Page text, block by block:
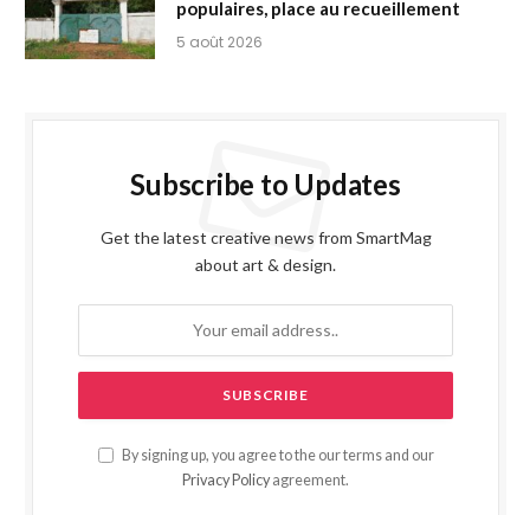
populaires, place au recueillement
5 août 2026
Subscribe to Updates
Get the latest creative news from SmartMag
about art & design.
By signing up, you agree to the our terms and our
Privacy Policy agreement.